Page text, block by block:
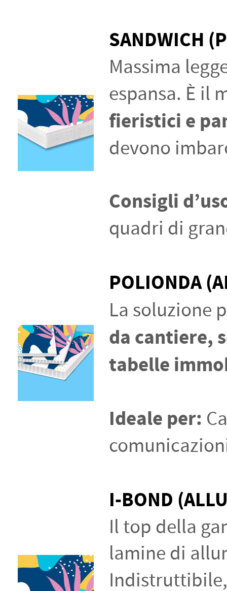
SANDWICH
Massima
espansa. È il
fieristici e
devono
Consigli
quadri di
POLIONDA
La soluzione
da cantiere,
tabelle
Ideale per:
I-BOND
Il top della
lamine di